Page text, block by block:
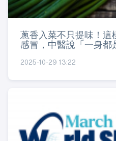
蔥香入菜不只提味！這
感冒，中醫說「一身都
2025-10-29 13:22